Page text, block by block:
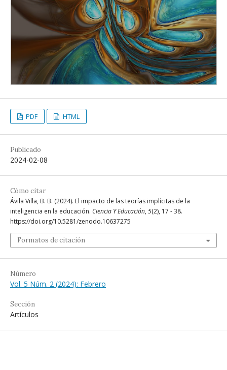
PDF HTML
Publicado
2024-02-08
Cómo citar
Ávila Villa, B. B. (2024). El impacto de las teorías implícitas de la
inteligencia en la educación. Ciencia Y Educación, 5(2), 17 - 38.
https://doi.org/10.5281/zenodo.10637275
Formatos de citación
Número
Vol. 5 Núm. 2 (2024): Febrero
Sección
Artículos